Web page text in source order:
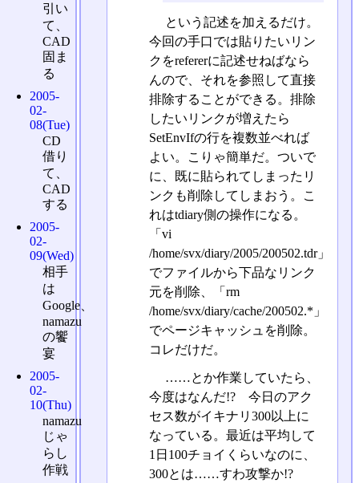
という記述を加えるだけ。
今回の手口では貼りたいリン
クをrefererに記述せねばなら
んので、それを参照して直接
排除することができる。排除
したいリンクが増えたら
SetEnvIfの行を複数並べれば
よい。こりゃ簡単だ。ついで
に、既に貼られてしまったリ
ンクも削除してしまおう。こ
れはtdiary側の操作になる。
「vi
/home/svx/diary/2005/200502.tdr」
でファイルから下品なリンク
元を削除、「rm
/home/svx/diary/cache/200502.*」
でページキャッシュを削除。
コレだけだ。
……とか作業していたら、
今度はなんだ!? 今日のアク
セス数がイキナリ300以上に
なっている。最近は平均して
1日100チョイくらいなのに、
300とは……すわ攻撃か!?
引い
て、
CAD
固ま
る
2005-
02-
08(Tue)
CD
借り
て、
CAD
する
2005-
02-
09(Wed)
相手
は
Google、
namazu
の饗
宴
2005-
02-
10(Thu)
namazu
じゃ
らし
作戦